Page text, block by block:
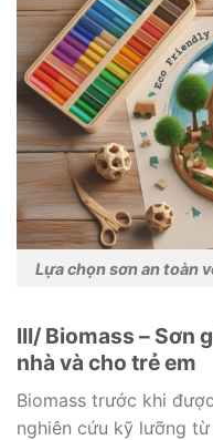
Lựa chọn sơn an toàn
III/ Biomass – Sơn
nhà và cho trẻ em
Biomass trước khi
nghiên cứu kỹ lưỡng